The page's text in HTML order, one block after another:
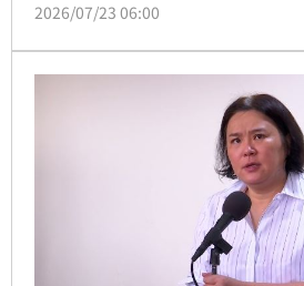
姻，適用房屋稅、地價稅、土地增
心障礙者車輛牌照稅免稅額度上
定差異，確保同婚家庭享有與異性
益，有效減輕納稅義務人的經濟
法規上的差別待遇，更進一步保
活權益，落實憲法保障的人民平
2026/07/23 06:00